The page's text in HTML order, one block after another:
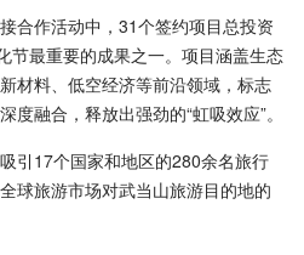
合作活动中，31个签约项目总投资
节最重要的成果之一。项目涵盖生态
材料、低空经济等前沿领域，标志
融合，释放出强劲的“虹吸效应”。
引17个国家和地区的280余名旅行
球旅游市场对武当山旅游目的地的